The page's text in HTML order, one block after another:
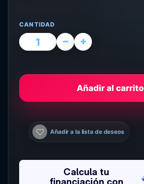
CANTIDAD
Añadir al carrito
Añadir a la lista de deseos